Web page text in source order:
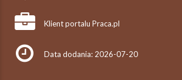
Klient portalu Praca.pl
Data dodania: 2026-07-20